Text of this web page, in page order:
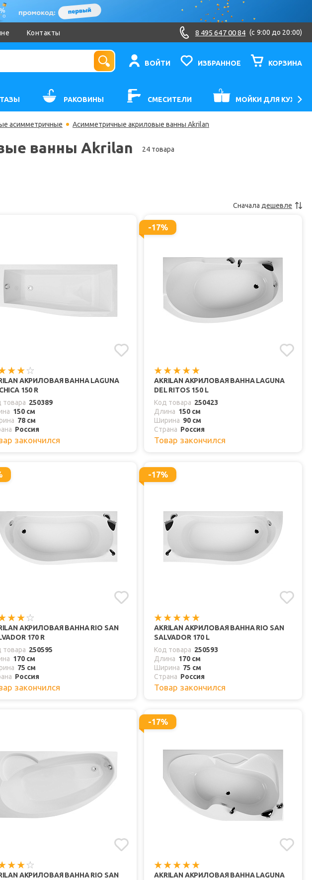
Контакты 8 495 647 00 84 (c 9:00 до 20:00)
ВОЙТИ ИЗБРАННОЕ КОРЗИНА
РАКОВИНЫ СМЕСИТЕЛИ МОЙКИ ДЛЯ КУХНИ
асимметричные Асимметричные акриловые ванны Akrilan
ванны Akrilan 24 товара
Сначала дешевле
АКРИЛОВАЯ ВАННА LAGUNA
150 R
товара 250389
150 см
78 см
Россия
закончился
-17%
AKRILAN АКРИЛОВАЯ ВАННА LAGUNA
DEL RITOS 150 L
Код товара 250423
Длина 150 см
Ширина 90 см
Страна Россия
Товар закончился
АКРИЛОВАЯ ВАННА RIO SAN
170 R
товара 250595
170 см
75 см
Россия
закончился
-17%
AKRILAN АКРИЛОВАЯ ВАННА RIO SAN
SALVADOR 170 L
Код товара 250593
Длина 170 см
Ширина 75 см
Страна Россия
Товар закончился
АКРИЛОВАЯ ВАННА RIO SAN
-17%
AKRILAN АКРИЛОВАЯ ВАННА LAGUNA